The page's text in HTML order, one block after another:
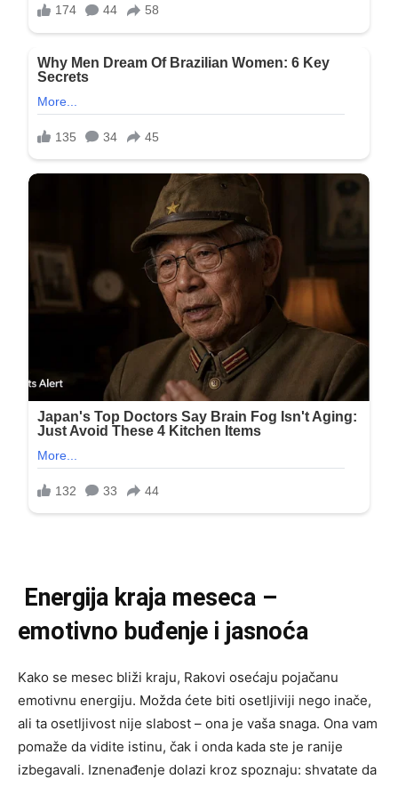
Energija kraja meseca –
emotivno buđenje i jasnoća
Kako se mesec bliži kraju, Rakovi osećaju pojačanu
emotivnu energiju. Možda ćete biti osetljiviji nego inače,
ali ta osetljivost nije slabost – ona je vaša snaga. Ona vam
pomaže da vidite istinu, čak i onda kada ste je ranije
izbegavali. Iznenađenje dolazi kroz spoznaju: shvatate da